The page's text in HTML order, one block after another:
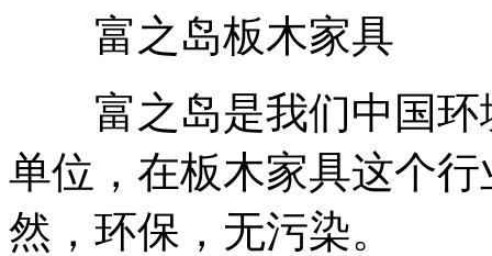
富之岛板木家具
富之岛是我们中国环
单位，在板木家具这个
然，环保，无污染。